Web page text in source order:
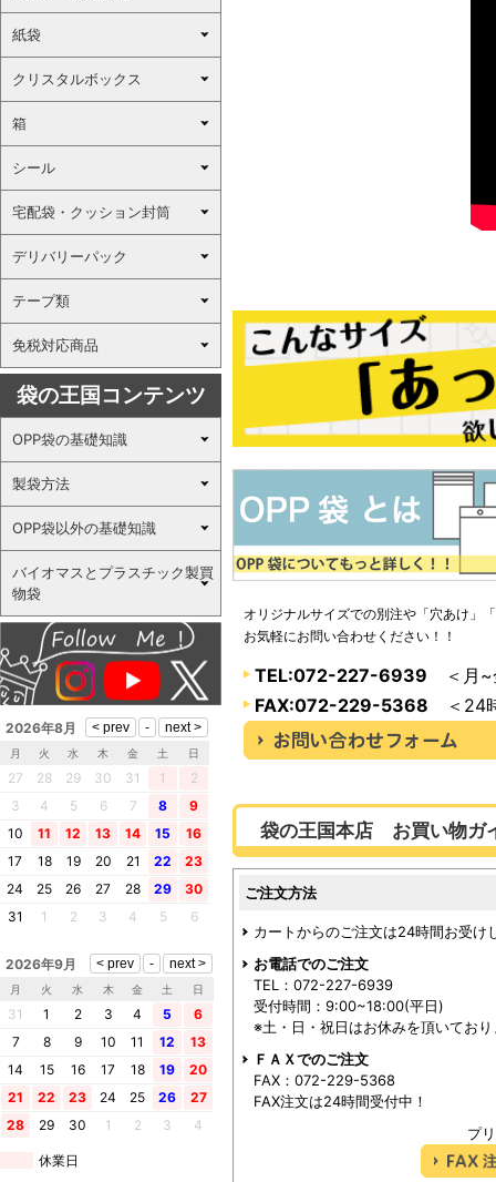
オリジナルサイズでの別注や「穴あけ」
お気軽にお問い合わせください！！
TEL:072-227-6939 ＜月~
FAX:072-229-5368 ＜24
袋の王国本店 お買い物ガ
ご注文方法
カートからのご注文は24時間お受け
お電話でのご注文
TEL：072-227-6939
受付時間：9:00~18:00(平日)
※土・日・祝日はお休みを頂いてお
ＦＡＸでのご注文
FAX：072-229-5368
FAX注文は24時間受付中！
プ
紙袋
クリスタルボックス
箱
シール
宅配袋・クッション封筒
デリバリーパック
テープ類
免税対応商品
袋の王国コンテンツ
OPP袋の基礎知識
製袋方法
OPP袋以外の基礎知識
バイオマスとプラスチック製買
物袋
2026年8月
月 火 水 木 金 土 日
27 28 29 30 31 1
2
3
4 5 6 7 8
9
10
11 12 13 14 15
16
17
18 19 20 21 22
23
24
25 26 27 28 29
30
31
1 2 3 4 5 6
2026年9月
月 火 水 木 金 土 日
31 1 2 3 4 5
6
7
8 9 10 11 12
13
14
15 16 17 18 19
20
21
22 23 24 25 26
27
28
29 30 1 2 3 4
休業日